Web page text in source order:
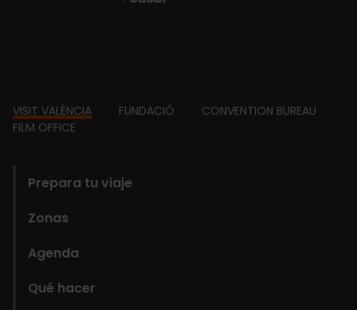
Footer
VISIT VALÈNCIA FUNDACIÓ
CONVENTION BUREAU
FILM OFFICE
Prepara tu viaje
Zonas
Agenda
Qué hacer